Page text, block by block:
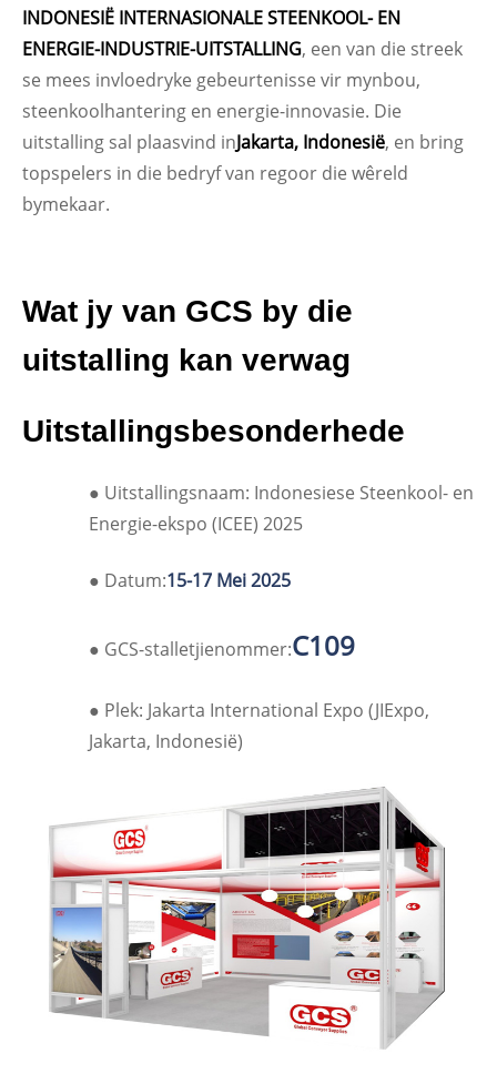
INDONESIË INTERNASIONALE STEENKOOL- EN
ENERGIE-INDUSTRIE-UITSTALLING, een van die streek
se mees invloedryke gebeurtenisse vir mynbou,
steenkoolhantering en energie-innovasie. Die
uitstalling sal plaasvind inJakarta, Indonesië, en bring
topspelers in die bedryf van regoor die wêreld
bymekaar.
Wat jy van GCS by die
uitstalling kan verwag
Uitstallingsbesonderhede
● Uitstallingsnaam: Indonesiese Steenkool- en
Energie-ekspo (ICEE) 2025
● Datum:15-17 Mei 2025
● GCS-stalletjienommer:C109
● Plek: Jakarta International Expo (JIExpo,
Jakarta, Indonesië)